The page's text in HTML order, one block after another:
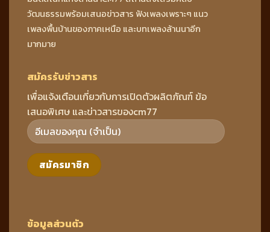
วัฒนธรรมพร้อมเสนอข่าวสาร ฟังเพลงเพราะๆ แนว
เพลงพื้นบ้านของภาคเหนือ และบทเพลงล้านนาอีก
มากมาย
ข้อมูลส่วนตัว
สมัครรับข่าวสาร
เพื่อแจ้งเตือนเกี่ยวกับการเปิดตัวผลิตภัณฑ์ ข้อ
เสนอพิเศษ และข่าวสารของcm77